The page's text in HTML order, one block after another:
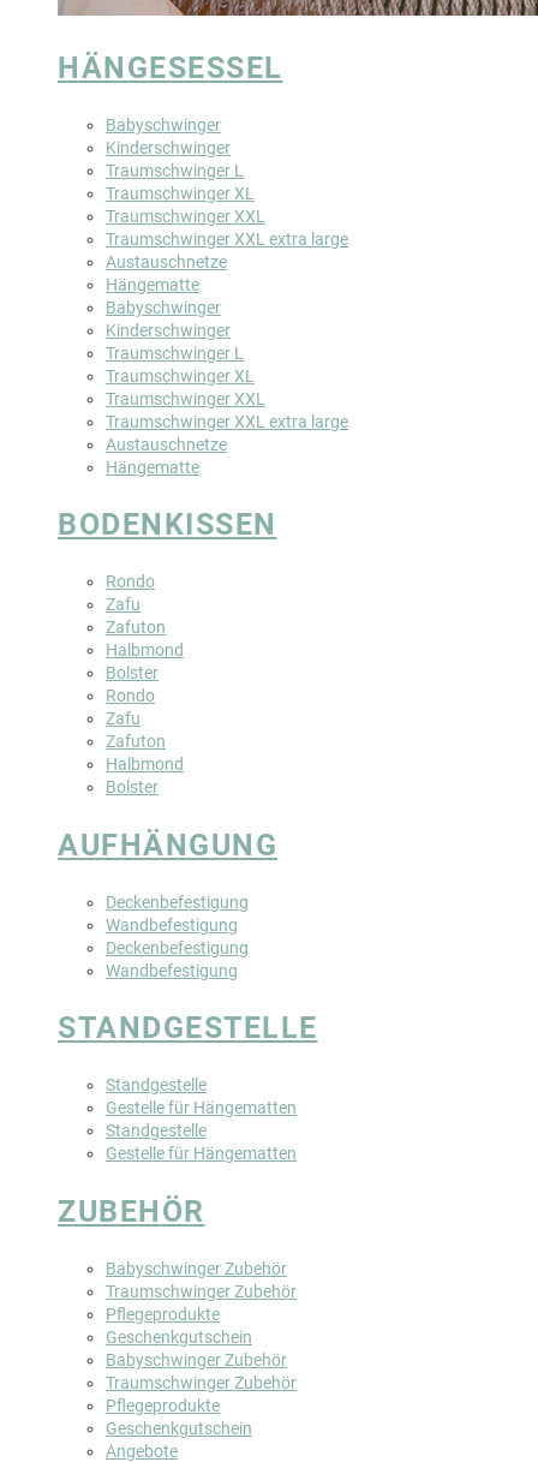
HÄNGESESSEL
Babyschwinger
Kinderschwinger
Traumschwinger L
Traumschwinger XL
Traumschwinger XXL
Traumschwinger XXL extra large
Austauschnetze
Hängematte
Babyschwinger
Kinderschwinger
Traumschwinger L
Traumschwinger XL
Traumschwinger XXL
Traumschwinger XXL extra large
Austauschnetze
Hängematte
BODENKISSEN
Rondo
Zafu
Zafuton
Halbmond
Bolster
Rondo
Zafu
Zafuton
Halbmond
Bolster
AUFHÄNGUNG
Deckenbefestigung
Wandbefestigung
Deckenbefestigung
Wandbefestigung
STANDGESTELLE
Standgestelle
Gestelle für Hängematten
Standgestelle
Gestelle für Hängematten
ZUBEHÖR
Babyschwinger Zubehör
Traumschwinger Zubehör
Pflegeprodukte
Geschenkgutschein
Babyschwinger Zubehör
Traumschwinger Zubehör
Pflegeprodukte
Geschenkgutschein
Angebote